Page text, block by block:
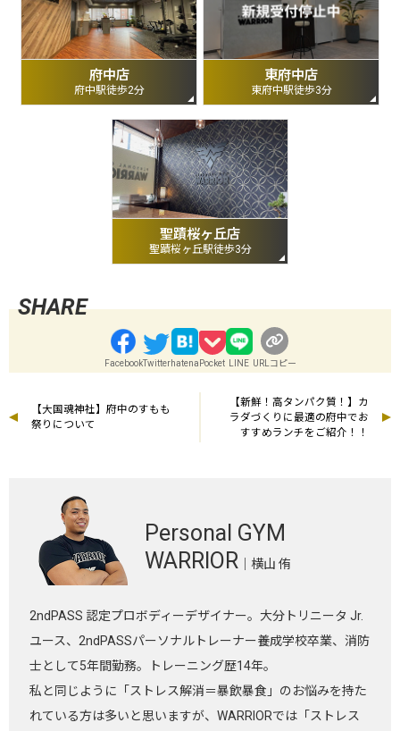
府中店
府中駅徒歩2分
東府中店
東府中駅徒歩3分
聖蹟桜ヶ丘店
聖蹟桜ヶ丘駅徒歩3分
FacebookTwitterhatena Pocket LINE URLコピー
【大国魂神社】府中のすもも
祭りについて
【新鮮！高タンパク質！】カ
ラダづくりに最適の府中でお
すすめランチをご紹介！！
Personal GYM
WARRIOR ｜横山 侑
2ndPASS 認定プロボディーデザイナー。大分トリニータ Jr.
ユース、2ndPASSパーソナルトレーナー養成学校卒業、消防
士として5年間勤務。トレーニング歴14年。
私と同じように「ストレス解消＝暴飲暴食」のお悩みを持た
れている方は多いと思いますが、WARRIORでは「ストレス